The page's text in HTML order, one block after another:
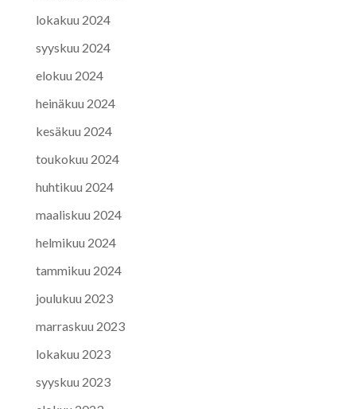
lokakuu 2024
syyskuu 2024
elokuu 2024
heinäkuu 2024
kesäkuu 2024
toukokuu 2024
huhtikuu 2024
maaliskuu 2024
helmikuu 2024
tammikuu 2024
joulukuu 2023
marraskuu 2023
lokakuu 2023
syyskuu 2023